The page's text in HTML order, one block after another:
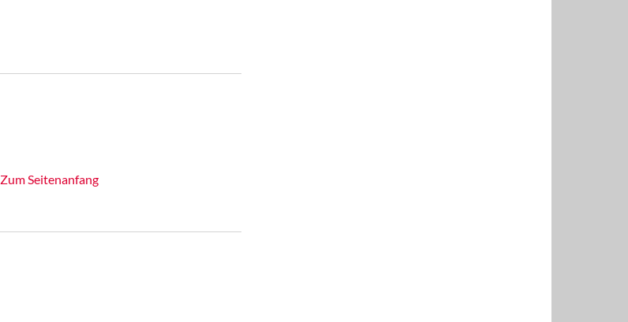
Zum Seitenanfang